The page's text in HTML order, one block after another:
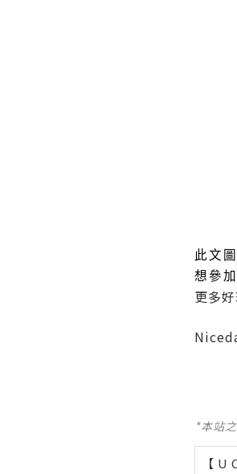
此文
想參加
更多
*本站
【 U